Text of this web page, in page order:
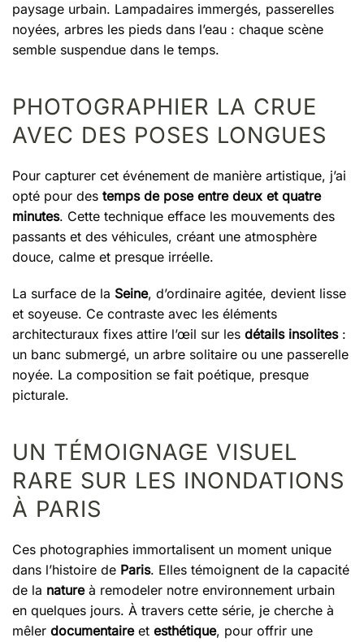
paysage urbain. Lampadaires immergés, passerelles
noyées, arbres les pieds dans l’eau : chaque scène
semble suspendue dans le temps.
PHOTOGRAPHIER LA CRUE
AVEC DES POSES LONGUES
Pour capturer cet événement de manière artistique, j’ai
opté pour des temps de pose entre deux et quatre
minutes. Cette technique efface les mouvements des
passants et des véhicules, créant une atmosphère
douce, calme et presque irréelle.
La surface de la Seine, d’ordinaire agitée, devient lisse
et soyeuse. Ce contraste avec les éléments
architecturaux fixes attire l’œil sur les détails insolites:
un banc submergé, un arbre solitaire ou une passerelle
noyée. La composition se fait poétique, presque
picturale.
UN TÉMOIGNAGE VISUEL
RARE SUR LES INONDATIONS
À PARIS
Ces photographies immortalisent un moment unique
dans l’histoire de Paris. Elles témoignent de la capacité
de la natureà remodeler notre environnement urbain
en quelques jours. À travers cette série, je cherche à
mêler documentaireet esthétique, pour offrir une